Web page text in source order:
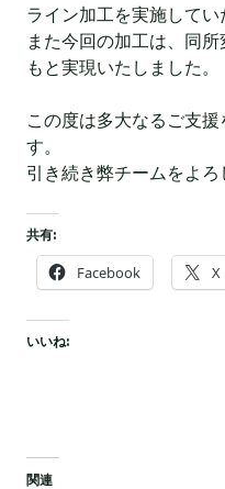
ライン加工を実施してい
また今回の加工は、同
もと実現いたしました。
この度は多大なるご支
す。
引き続き弊チームをよろ
共有:
Facebook X
いいね:
関連